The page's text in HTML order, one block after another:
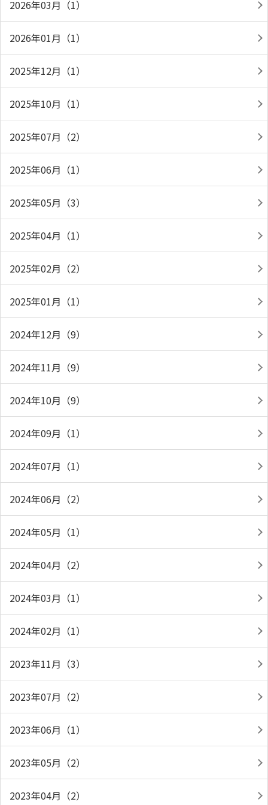
2026年03月（1）
2026年01月（1）
2025年12月（1）
2025年10月（1）
2025年07月（2）
2025年06月（1）
2025年05月（3）
2025年04月（1）
2025年02月（2）
2025年01月（1）
2024年12月（9）
2024年11月（9）
2024年10月（9）
2024年09月（1）
2024年07月（1）
2024年06月（2）
2024年05月（1）
2024年04月（2）
2024年03月（1）
2024年02月（1）
2023年11月（3）
2023年07月（2）
2023年06月（1）
2023年05月（2）
2023年04月（2）